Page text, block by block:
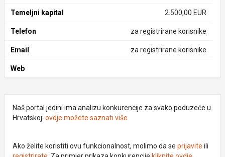
Temeljni kapital 2.500,00 EUR
Telefon za registrirane korisnike
Email za registrirane korisnike
Web
Naš portal jedini ima analizu konkurencije za svako poduzeće u
Hrvatskoj: ovdje možete saznati više
Ako želite koristiti ovu funkcionalnost, molimo da se prijavite ili